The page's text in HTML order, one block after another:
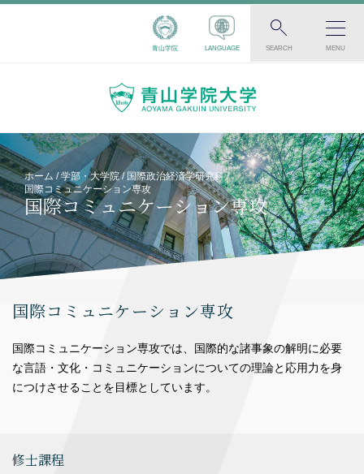
青山学院 LANGUAGE SEARCH MENU
ホーム 学部・大学院
国際政治経済学研究科
国際コミュニケーション専攻
国際コミュニケーション専攻
国際コミュニケーション専攻
国際コミュニケーション専攻では、国際的な諸事象の解明に必要
な言語・文化・コミュニケーションについての理論と応用力を身
につけさせることを目標としています。
修士課程